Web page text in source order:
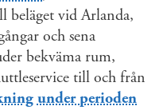
beläget vid Arlanda,
och sena
bekväma rum,
till och från
under perioden